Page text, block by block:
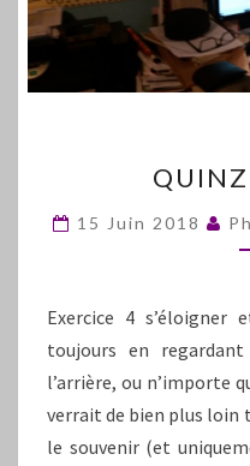
15 Juin 2018
Exercice 4
toujours en
l’arrière, ou n’importe
verrait de bien plus loin
le souvenir (et